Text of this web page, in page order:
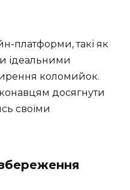
платформи, такі як
ідеальними
коломийок.
досягнути
своїми